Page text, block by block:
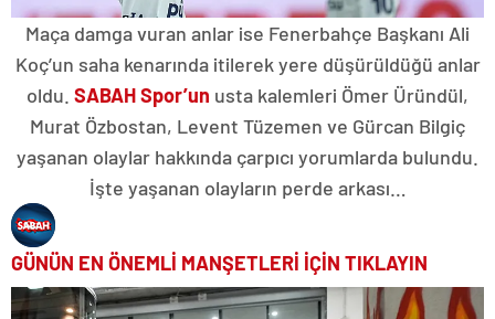
Maça damga vuran anlar ise Fenerbahçe Başkanı Ali
Koç’un saha kenarında itilerek yere düşürüldüğü anlar
oldu. SABAH Spor’un usta kalemleri Ömer Üründül,
Murat Özbostan, Levent Tüzemen ve Gürcan Bilgiç
yaşanan olaylar hakkında çarpıcı yorumlarda bulundu.
İşte yaşanan olayların perde arkası…
GÜNÜN EN ÖNEMLİ MANŞETLERİ İÇİN TIKLAYIN